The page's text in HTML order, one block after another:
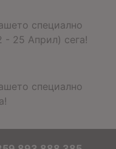
специално
- 25 Април) сега!
специално